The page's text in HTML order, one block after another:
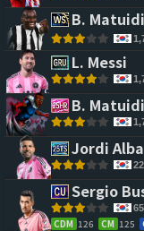
B. Matuidi
L. Messi
B. Matuidi
Jordi Alba
Sergio
CDM 126 CM 125